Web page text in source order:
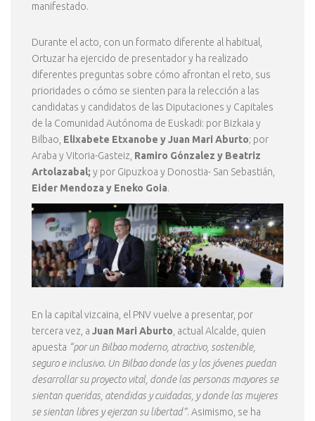
manifestado.
Durante el acto, con un formato diferente al habitual,
Ortuzar ha ejercido de presentador y ha realizado
diferentes preguntas sobre cómo afrontan el reto, sus
prioridades o cómo se sienten para la relección a las
candidatas y candidatos de las Diputaciones y Capitales
de la Comunidad Autónoma de Euskadi: por Bizkaia y
Bilbao, Elixabete Etxanobe y Juan Mari Aburto; por
Araba y Vitoria-Gasteiz, Ramiro Gónzalez y Beatriz
Artolazabal; y por Gipuzkoa y Donostia- San Sebastián,
Eider Mendoza y Eneko Goia.
En la capital vizcaina, el PNV vuelve a presentar, por
tercera vez, a Juan Mari Aburto, actual Alcalde, quien
apuesta “por un Bilbao moderno, atractivo, sostenible,
seguro e inclusivo. Un Bilbao donde las y los jóvenes puedan
desarrollar su proyecto vital, donde las personas mayores se
sientan queridas, atendidas y cuidadas, y donde las mujeres
se sientan libres y ejerzan su libertad”. Asimismo, se ha